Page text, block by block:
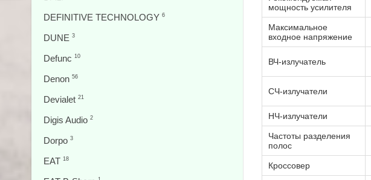
мощность усилителя
Максимальное
входное напряжение
ВЧ-излучатель
СЧ-излучатели
НЧ-излучатели
Частоты разделения
полос
Кроссовер
DEFINITIVE TECHNOLOGY 6
DUNE 3
Defunc 10
Denon 56
Devialet 21
Digis Audio 2
Dorpo 3
EAT 18